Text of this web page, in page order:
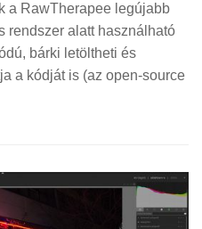
a RawTherapee legújabb
rendszer alatt használható
bárki letöltheti és
a kódját is (az open-source